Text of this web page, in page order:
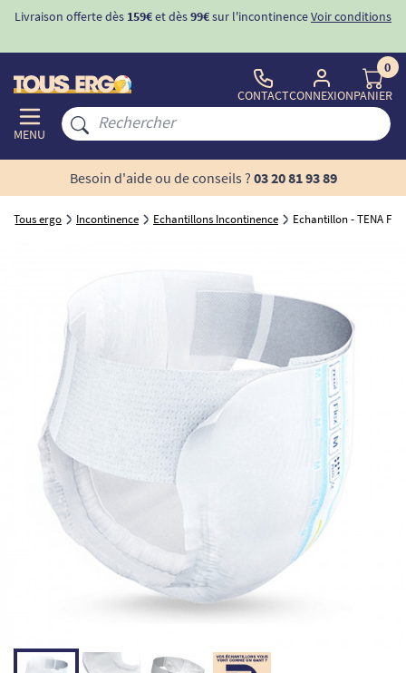
Livraison offerte dès 159€et dès99€sur l'incontinenceVoir conditions
MENU
CONTACTCONNEXION
0
PANIER
Besoin d'aide ou de conseils ? 03 20 81 93 89
Tous ergo Incontinence Echantillons Incontinence Echantillon - TENA